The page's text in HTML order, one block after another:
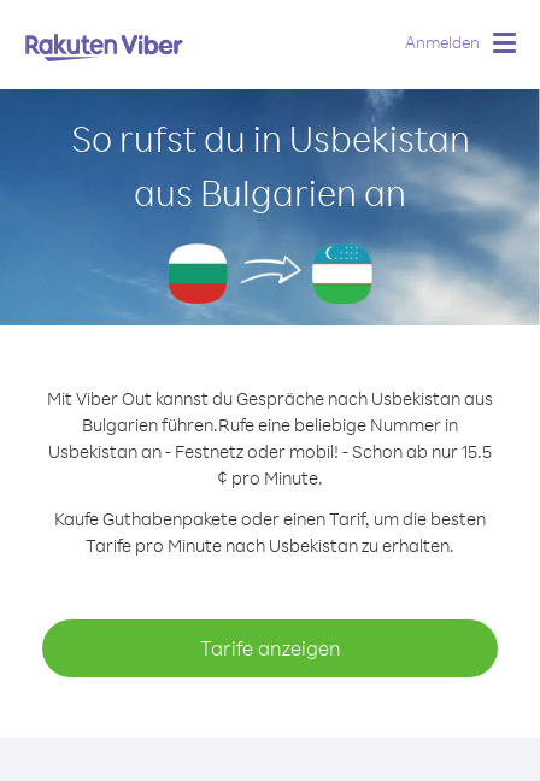
Anmelden
So rufst du in Usbekistan
aus Bulgarien an
Mit Viber Out kannst du Gespräche nach Usbekistan aus
Bulgarien führen.Rufe eine beliebige Nummer in
Usbekistan an - Festnetz oder mobil! - Schon ab nur 15.5
¢ pro Minute.
Kaufe Guthabenpakete oder einen Tarif, um die besten
Tarife pro Minute nach Usbekistan zu erhalten.
Tarife anzeigen